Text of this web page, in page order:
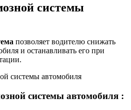
системы
позволяет водителю снижать
и останавливать его при
системы автомобиля :